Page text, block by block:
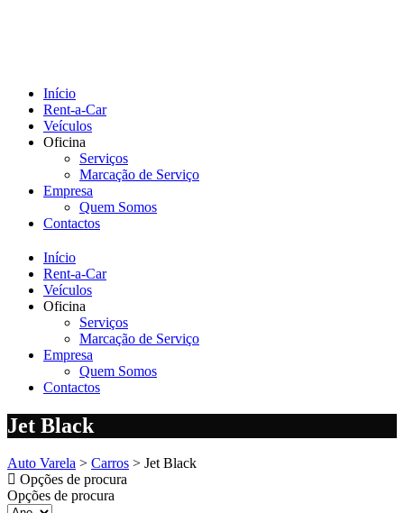
Início
Rent-a-Car
Veículos
Oficina
Serviços
Marcação de Serviço
Empresa
Quem Somos
Contactos
Início
Rent-a-Car
Veículos
Oficina
Serviços
Marcação de Serviço
Empresa
Quem Somos
Contactos
Jet Black
Auto Varela > Carros > Jet Black
Opções de procura
Opções de procura